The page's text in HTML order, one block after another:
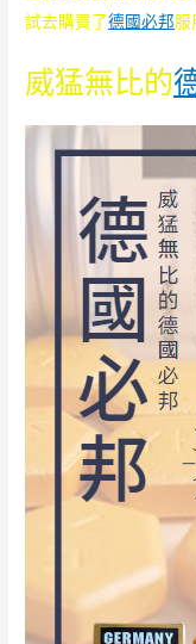
試去購買了德國必邦服
威猛無比的